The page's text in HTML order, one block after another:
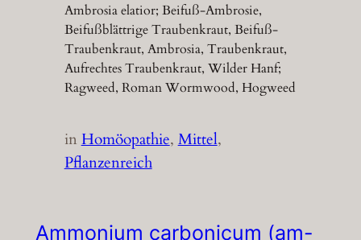
Ambrosia elatior; Beifuß-Ambrosie,
Beifußblättrige Traubenkraut, Beifuß-
Traubenkraut, Ambrosia, Traubenkraut,
Aufrechtes Traubenkraut, Wilder Hanf;
Ragweed, Roman Wormwood, Hogweed
inHomöopathie, Mittel
Pflanzenreich
Ammonium carbonicum (am-